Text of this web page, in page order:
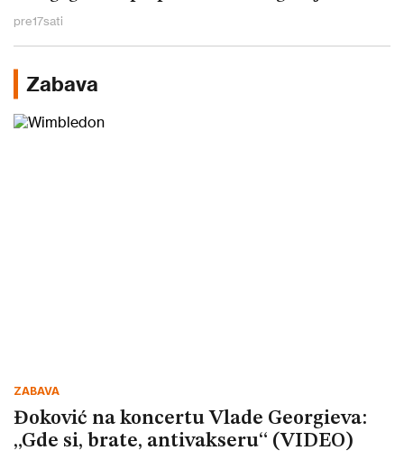
pre17sati
Zabava
ZABAVA
Đoković na koncertu Vlade Georgieva:
„Gde si, brate, antivakseru“ (VIDEO)